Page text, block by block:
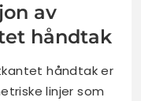
av
håndtak
håndtak er
linjer som